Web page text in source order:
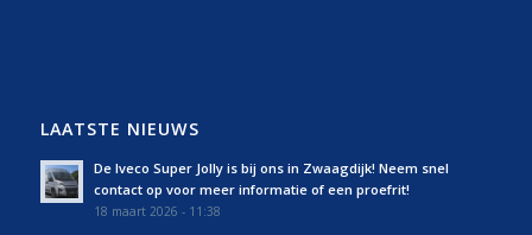
LAATSTE NIEUWS
De Iveco Super Jolly is bij ons in Zwaagdijk! Neem snel
contact op voor meer informatie of een proefrit!
18 maart 2026 - 11:38